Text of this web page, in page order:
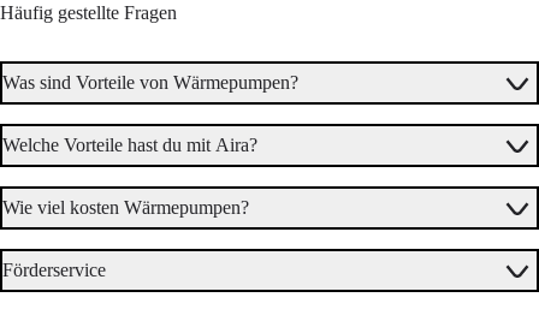
Häufig gestellte Fragen
Was sind Vorteile von Wärmepumpen?
Welche Vorteile hast du mit Aira?
Wie viel kosten Wärmepumpen?
Förderservice